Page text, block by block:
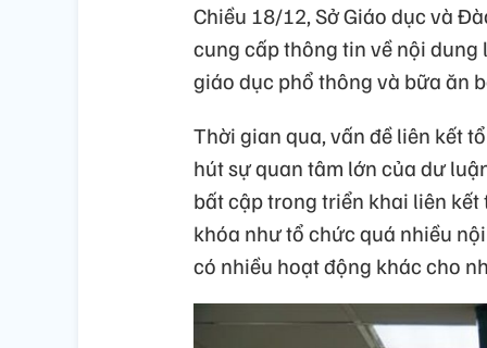
Chiều 18/12, Sở Giáo dục và
cung cấp thông tin về nội
giáo dục phổ thông và bữa ăn
Thời gian qua, vấn đề liên kết
hút sự quan tâm lớn của dư
bất cập trong triển khai liên
khóa như tổ chức quá nhiều
có nhiều hoạt động khác cho